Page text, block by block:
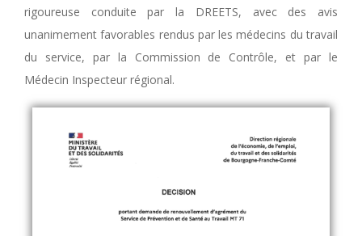
rigoureuse conduite par la DREETS, avec des avis
unanimement favorables rendus par les médecins du travail
du service, par la Commission de Contrôle, et par le
Médecin Inspecteur régional.